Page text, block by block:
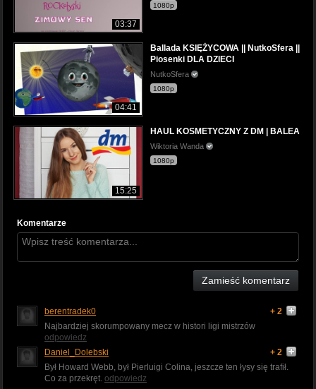
03:37
1080p
04:41
Ballada KSIĘŻYCOWA || NutkoSfera ||
Piosenki DLA DZIECI
NutkoSfera
1080p
15:25
HAUL KOSMETYCZNY Z DM | BALEA
Wiktoria Wanda
1080p
Komentarze
Zamieść komentarz
berentradek0
+ 2
Najbardziej skorumpowany mecz w histori ligi mistrzów
odpowiedz
Daniel_Dolebski
+ 2
Był Howard Webb, był Pierluigi Colina, jeszcze ten łysy się trafił.
Co za przekręt. odpowiedz